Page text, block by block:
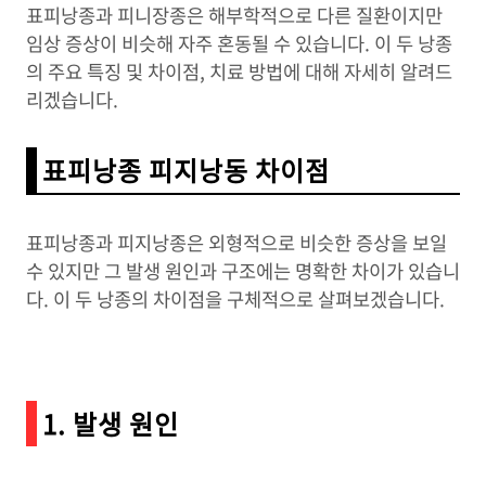
표피낭종과 피니장종은 해부학적으로 다른 질환이지만
임상 증상이 비슷해 자주 혼동될 수 있습니다. 이 두 낭종
의 주요 특징 및 차이점, 치료 방법에 대해 자세히 알려드
리겠습니다.
표피낭종 피지낭동 차이점
표피낭종과 피지낭종은 외형적으로 비슷한 증상을 보일
수 있지만 그 발생 원인과 구조에는 명확한 차이가 있습니
다. 이 두 낭종의 차이점을 구체적으로 살펴보겠습니다.
1. 발생 원인